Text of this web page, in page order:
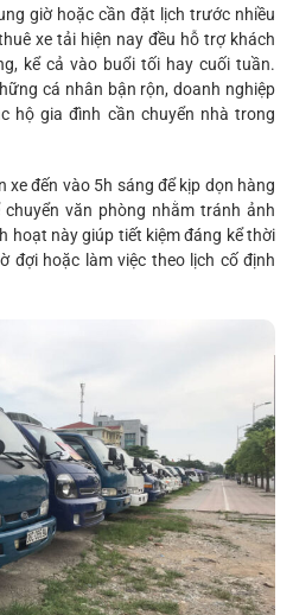
giờ hoặc cần đặt lịch trước nhiều
xe tải hiện nay đều hỗ trợ khách
kể cả vào buổi tối hay cuối tuần.
cá nhân bận rộn, doanh nghiệp
hộ gia đình cần chuyển nhà trong
xe đến vào 5h sáng để kịp dọn hàng
văn phòng nhằm tránh ảnh
hoạt này giúp tiết kiệm đáng kể thời
đợi hoặc làm việc theo lịch cố định